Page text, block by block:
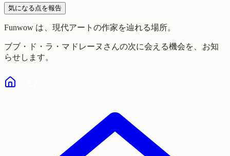
気になる点を報告
Funwow は、現代アートの作家を辿れる場所。
ブブ・ド・ラ・マドレーヌ さんの次に会える機会を、お知
らせします。